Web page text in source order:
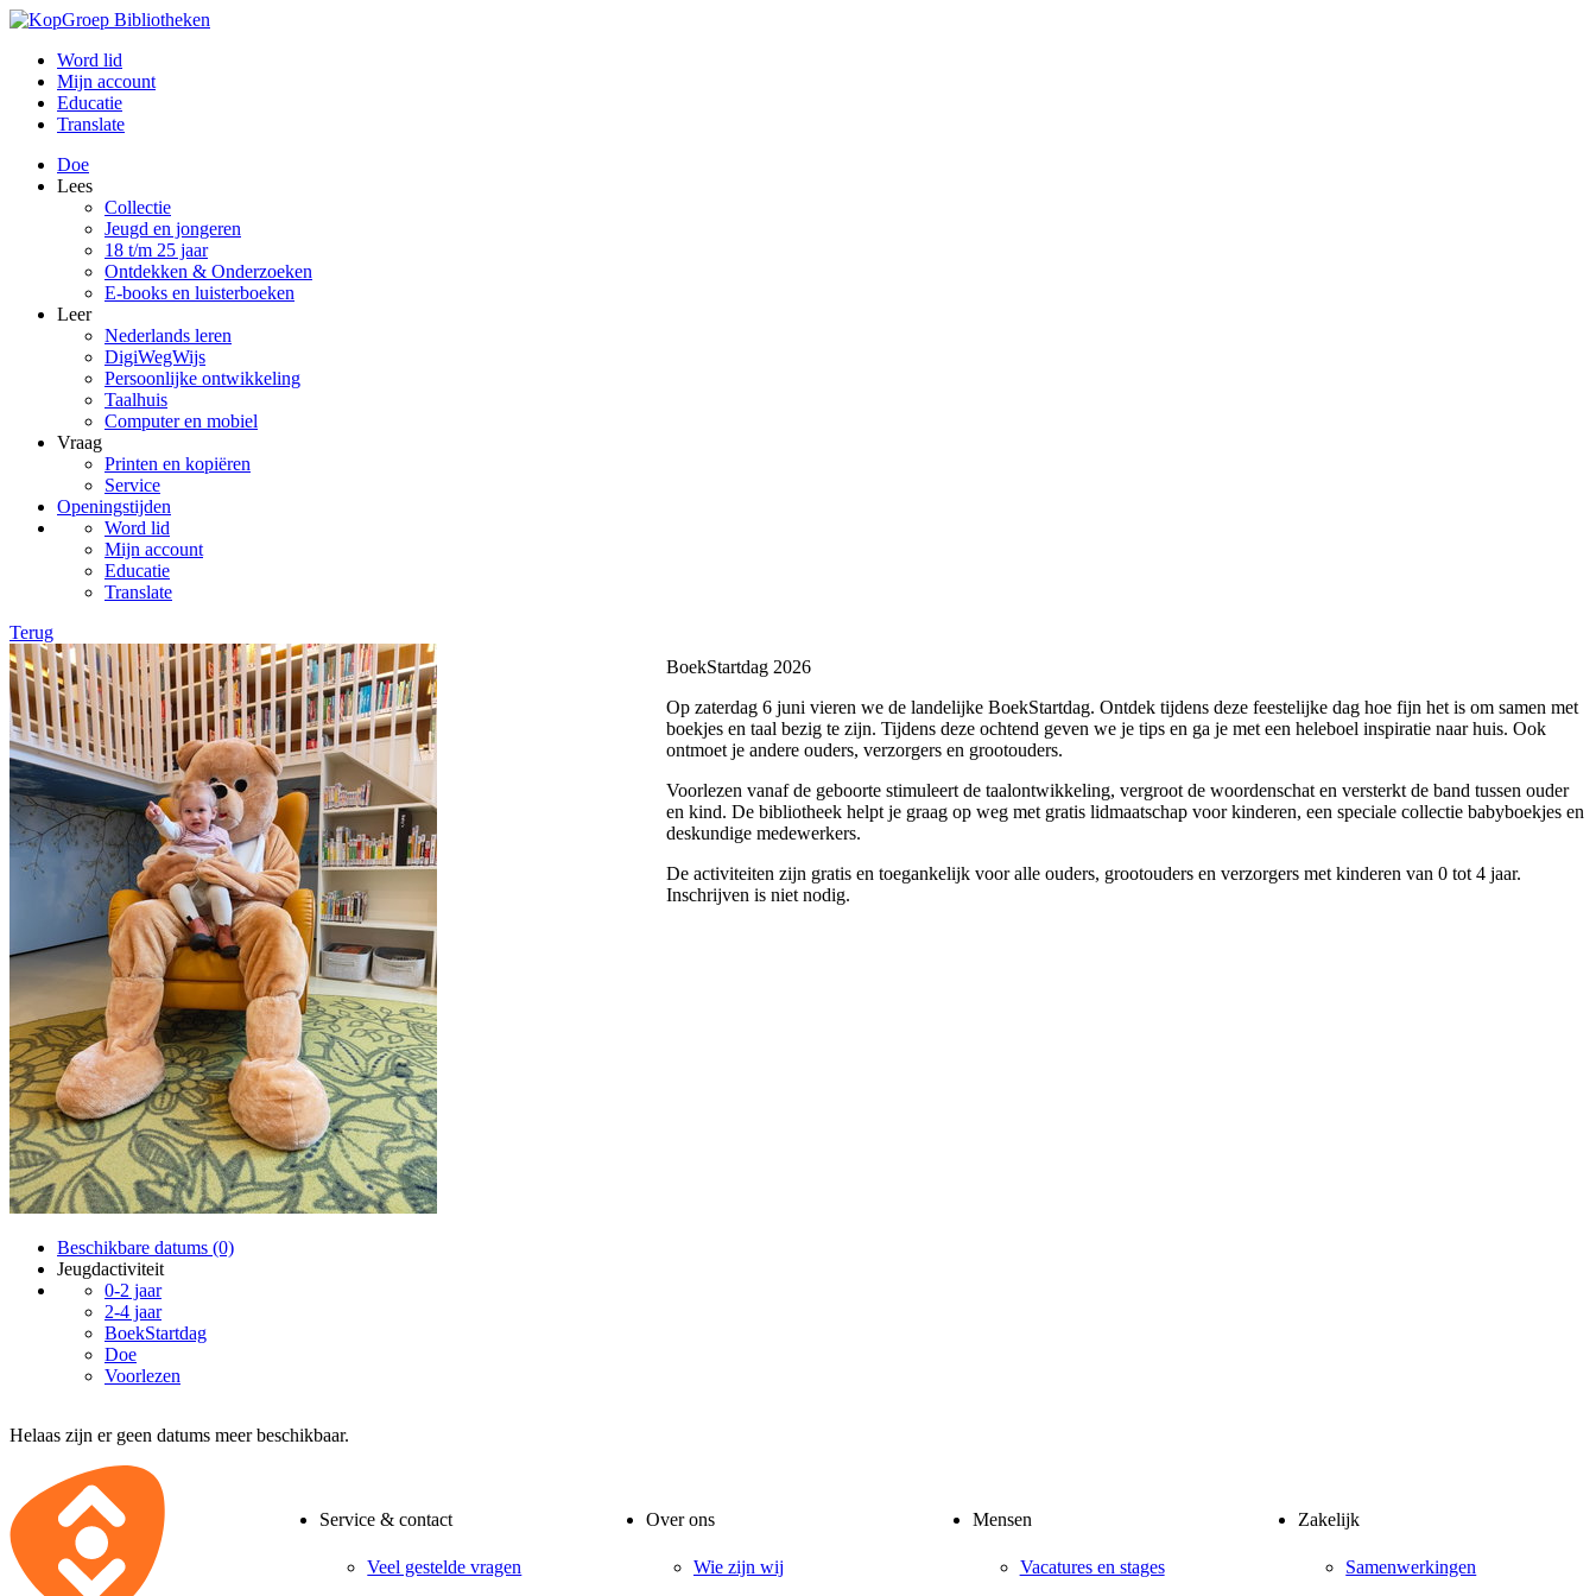
Word lid
Mijn account
Educatie
Translate
Doe
Lees
Collectie
Jeugd en jongeren
18 t/m 25 jaar
Ontdekken & Onderzoeken
E-books en luisterboeken
Leer
Nederlands leren
DigiWegWijs
Persoonlijke ontwikkeling
Taalhuis
Computer en mobiel
Vraag
Printen en kopiëren
Service
Openingstijden
Word lid
Mijn account
Educatie
Translate
Terug
Beschikbare datums (0)
Jeugdactiviteit
0-2 jaar
2-4 jaar
BoekStartdag
Doe
Voorlezen
BoekStartdag 2026
Op zaterdag 6 juni vieren we de landelijke BoekStartdag. Ontdek tijdens deze feestelijke dag hoe fijn het is om samen met
boekjes en taal bezig te zijn. Tijdens deze ochtend geven we je tips en ga je met een heleboel inspiratie naar huis. Ook
ontmoet je andere ouders, verzorgers en grootouders.
Voorlezen vanaf de geboorte stimuleert de taalontwikkeling, vergroot de woordenschat en versterkt de band tussen ouder
en kind. De bibliotheek helpt je graag op weg met gratis lidmaatschap voor kinderen, een speciale collectie babyboekjes en
deskundige medewerkers.
De activiteiten zijn gratis en toegankelijk voor alle ouders, grootouders en verzorgers met kinderen van 0 tot 4 jaar.
Inschrijven is niet nodig.
Helaas zijn er geen datums meer beschikbaar.
Service & contact
Veel gestelde vragen
Over ons
Wie zijn wij
Mensen
Vacatures en stages
Zakelijk
Samenwerkingen